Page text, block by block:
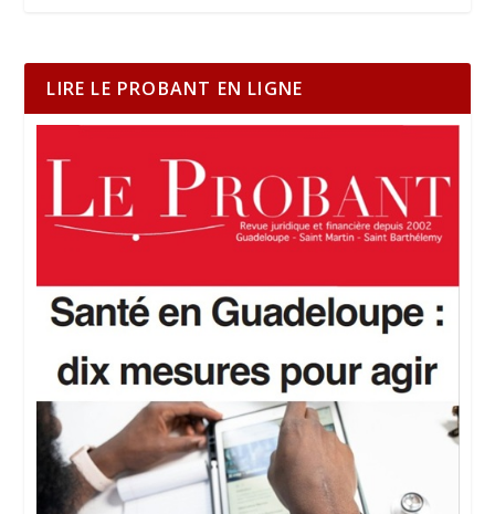
LIRE LE PROBANT EN LIGNE